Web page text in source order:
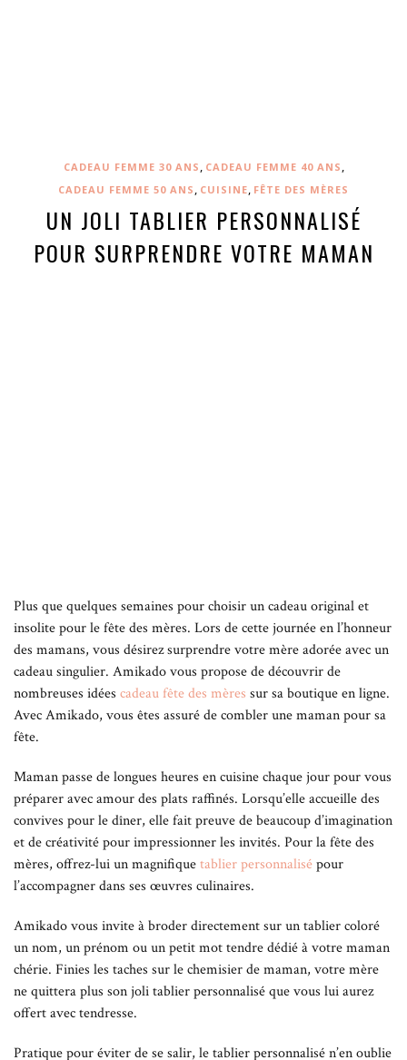
CADEAU FEMME 30 ANS CADEAU FEMME 40 ANS
CADEAU FEMME 50 ANS CUISINE FÊTE DES MÈRES
UN JOLI TABLIER PERSONNALISÉ
POUR SURPRENDRE VOTRE MAMAN
Plus que quelques semaines pour choisir un cadeau original et
insolite pour le fête des mères. Lors de cette journée en l’honneur
des mamans, vous désirez surprendre votre mère adorée avec un
cadeau singulier. Amikado vous propose de découvrir de
nombreuses idées cadeau fête des mères sur sa boutique en ligne.
Avec Amikado, vous êtes assuré de combler une maman pour sa
fête.
Maman passe de longues heures en cuisine chaque jour pour vous
préparer avec amour des plats raffinés. Lorsqu’elle accueille des
convives pour le dîner, elle fait preuve de beaucoup d’imagination
et de créativité pour impressionner les invités. Pour la fête des
mères, offrez-lui un magnifiquetablier personnalisépour
l’accompagner dans ses œuvres culinaires.
Amikado vous invite à broder directement sur un tablier coloré
un nom, un prénom ou un petit mot tendre dédié à votre maman
chérie. Finies les taches sur le chemisier de maman, votre mère
ne quittera plus son joli tablier personnalisé que vous lui aurez
offert avec tendresse.
Pratique pour éviter de se salir, le tablier personnalisé n’en oublie